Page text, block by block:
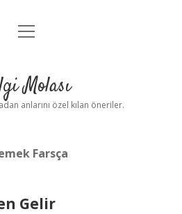
Anasayfa
Uyarı
menüyü
Molası
anlarını özel kılan öneriler.
Farsça
Gelir